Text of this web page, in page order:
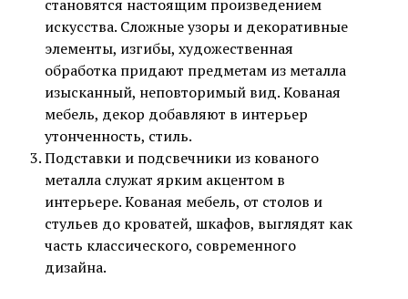
становятся настоящим произведением
искусства. Сложные узоры и декоративные
элементы, изгибы, художественная
обработка придают предметам из металла
изысканный, неповторимый вид. Кованая
мебель, декор добавляют в интерьер
утонченность, стиль.
Подставки и подсвечники из кованого
металла служат ярким акцентом в
интерьере. Кованая мебель, от столов и
стульев до кроватей, шкафов, выглядят как
часть классического, современного
дизайна.